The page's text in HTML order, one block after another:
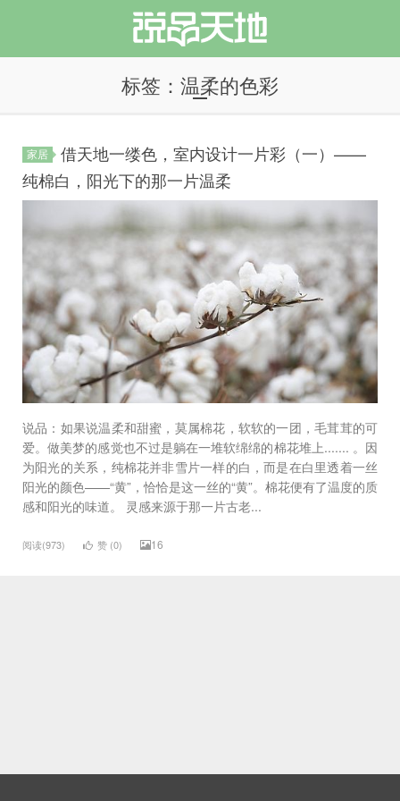
说品天地
标签：温柔的色彩
家居
借天地一缕色，室内设计一片彩（一）——
纯棉白，阳光下的那一片温柔
说品：如果说温柔和甜蜜，莫属棉花，软软的一团，毛茸茸的可
爱。做美梦的感觉也不过是躺在一堆软绵绵的棉花堆上....... 。因
为阳光的关系，纯棉花并非雪片一样的白，而是在白里透着一丝
阳光的颜色——“黄”，恰恰是这一丝的“黄”。棉花便有了温度的质
感和阳光的味道。 灵感来源于那一片古老...
阅读(973) 赞 (0) 16